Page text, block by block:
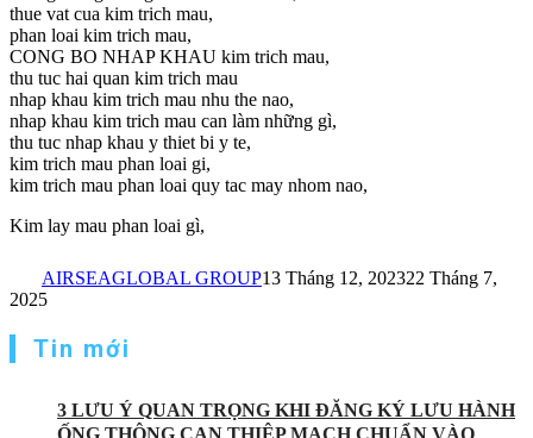
thue vat cua kim trich mau,
phan loai kim trich mau,
CONG BO NHAP KHAU kim trich mau,
thu tuc hai quan kim trich mau
nhap khau kim trich mau nhu the nao,
nhap khau kim trich mau can làm những gì,
thu tuc nhap khau y thiet bi y te,
kim trich mau phan loai gi,
kim trich mau phan loai quy tac may nhom nao,
Kim lay mau phan loai gì,
AIRSEAGLOBAL GROUP13 Tháng 12, 202322 Tháng 7,
2025
Tin mới
3 LƯU Ý QUAN TRỌNG KHI ĐĂNG KÝ LƯU HÀNH
ỐNG THÔNG CAN THIỆP MẠCH CHUẨN VÀO